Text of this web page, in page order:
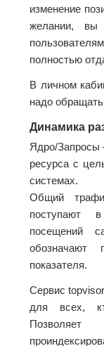
изменение
желании, вы
полностью
В личном
надо
Динамика
Ядро/Запросы
ресурса с
системах.
Общий
поступают
посещений
показателя.
Сервис
для всех,
Позволяет